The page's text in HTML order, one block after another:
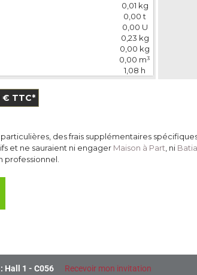
0,01 kg
0,00 t
0,00 U
0,23 kg
0,00 kg
0,00 m³
1,08 h
€ TTC*
des frais supplémentaires
et ne sauraient ni engager Maison à Part , ni
professionnel.